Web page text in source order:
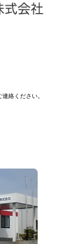
絡ください。